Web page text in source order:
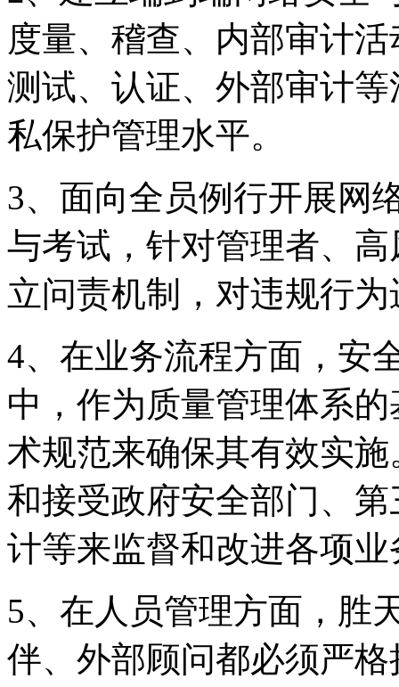
度量、稽查、内部审
测试、认证、外部审
私保护管理水平。
3、面向全员例行开展
与考试，针对管理者
立问责机制，对违规行
4、在业务流程方面
中，作为质量管理体系
术规范来确保其有效实
和接受政府安全部门
计等来监督和改进各项
5、在人员管理方面
伴、外部顾问都必须严